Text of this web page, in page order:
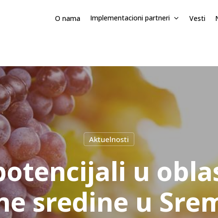
prozor
O nama Implementacioni partneri Vesti
Aktuelnosti
u
sredine u